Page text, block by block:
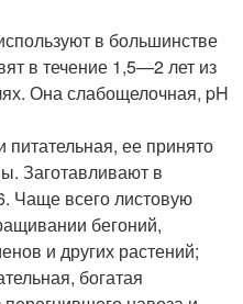
в большинстве
в течение 1,5—2 лет из
Она слабощелочная, pH
ее принято
Заготавливают в
Чаще всего листовую
бегоний,
и других растений;
богатая